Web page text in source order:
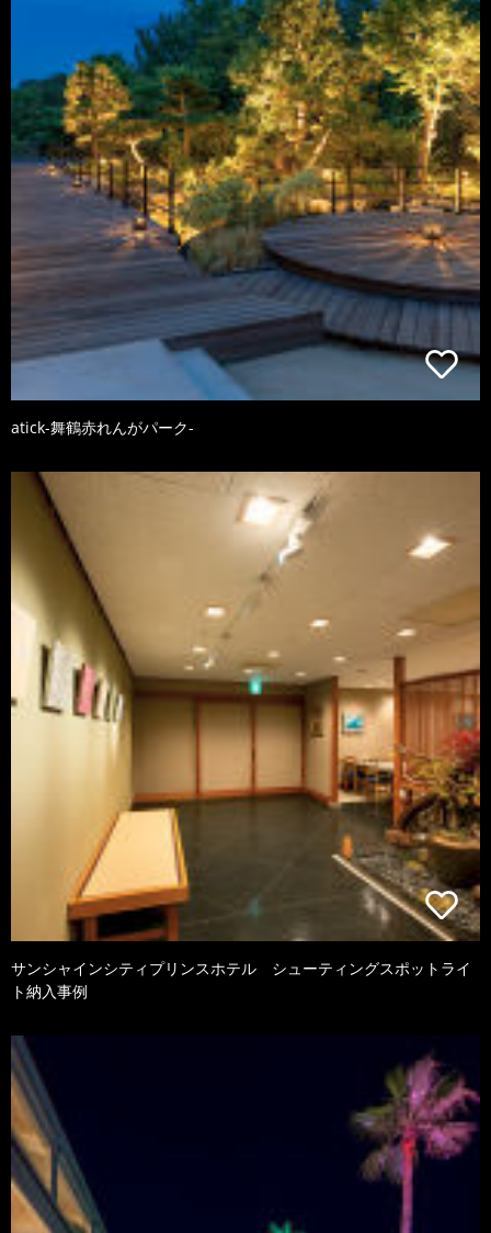
atick-舞鶴赤れんがパーク-
サンシャインシティプリンスホテル シューティングスポットライ
ト納入事例